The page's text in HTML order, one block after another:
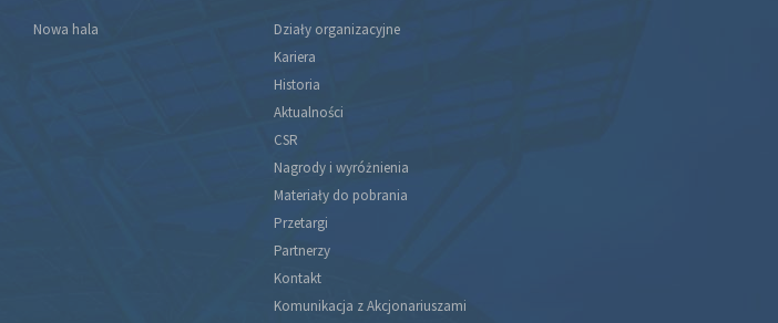
Nowa hala
Działy organizacyjne
Kariera
Historia
Aktualności
CSR
Nagrody i wyróżnienia
Materiały do pobrania
Przetargi
Partnerzy
Kontakt
Komunikacja z Akcjonariuszami